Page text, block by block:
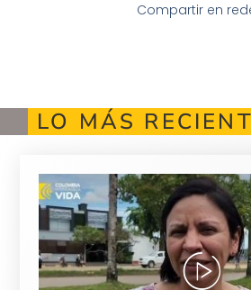
Compartir en
LO MÁS